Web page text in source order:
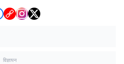
विज्ञापन